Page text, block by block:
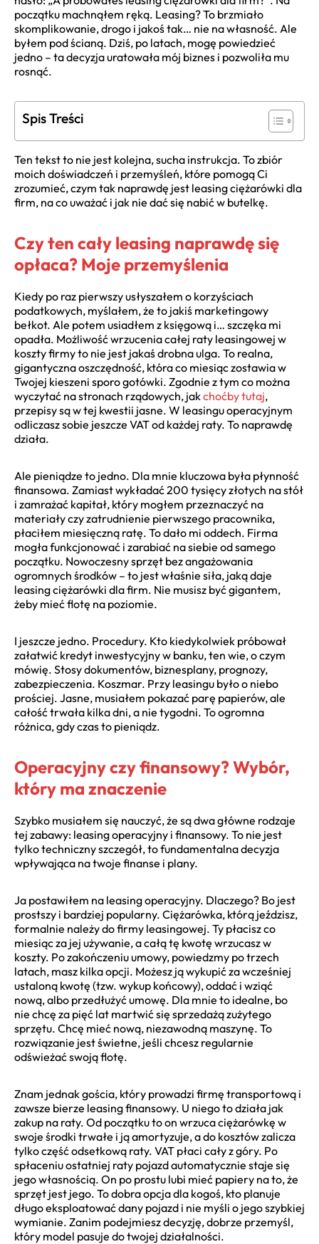
początku machnąłem ręką. Leasing? To brzmiało
skomplikowanie, drogo i jakoś tak… nie na własność. Ale
byłem pod ścianą. Dziś, po latach, mogę powiedzieć
jedno – ta decyzja uratowała mój biznes i pozwoliła mu
rosnąć.
Spis Treści
Ten tekst to nie jest kolejna, sucha instrukcja. To zbiór
moich doświadczeń i przemyśleń, które pomogą Ci
zrozumieć, czym tak naprawdę jest leasing ciężarówki dla
firm, na co uważać i jak nie dać się nabić w butelkę.
Czy ten cały leasing naprawdę się
opłaca? Moje przemyślenia
Kiedy po raz pierwszy usłyszałem o korzyściach
podatkowych, myślałem, że to jakiś marketingowy
bełkot. Ale potem usiadłem z księgową i… szczęka mi
opadła. Możliwość wrzucenia całej raty leasingowej w
koszty firmy to nie jest jakaś drobna ulga. To realna,
gigantyczna oszczędność, która co miesiąc zostawia w
Twojej kieszeni sporo gotówki. Zgodnie z tym co można
wyczytać na stronach rządowych, jakchoćby tutaj,
przepisy są w tej kwestii jasne. W leasingu operacyjnym
odliczasz sobie jeszcze VAT od każdej raty. To naprawdę
działa.
Ale pieniądze to jedno. Dla mnie kluczowa była płynność
finansowa. Zamiast wykładać 200 tysięcy złotych na stół
i zamrażać kapitał, który mogłem przeznaczyć na
materiały czy zatrudnienie pierwszego pracownika,
płaciłem miesięczną ratę. To dało mi oddech. Firma
mogła funkcjonować i zarabiać na siebie od samego
początku. Nowoczesny sprzęt bez angażowania
ogromnych środków – to jest właśnie siła, jaką daje
leasing ciężarówki dla firm. Nie musisz być gigantem,
żeby mieć flotę na poziomie.
I jeszcze jedno. Procedury. Kto kiedykolwiek próbował
załatwić kredyt inwestycyjny w banku, ten wie, o czym
mówię. Stosy dokumentów, biznesplany, prognozy,
zabezpieczenia. Koszmar. Przy leasingu było o niebo
prościej. Jasne, musiałem pokazać parę papierów, ale
całość trwała kilka dni, a nie tygodni. To ogromna
różnica, gdy czas to pieniądz.
Operacyjny czy finansowy? Wybór,
który ma znaczenie
Szybko musiałem się nauczyć, że są dwa główne rodzaje
tej zabawy: leasing operacyjny i finansowy. To nie jest
tylko techniczny szczegół, to fundamentalna decyzja
wpływająca na twoje finanse i plany.
Ja postawiłem na leasing operacyjny. Dlaczego? Bo jest
prostszy i bardziej popularny. Ciężarówka, którą jeździsz,
formalnie należy do firmy leasingowej. Ty płacisz co
miesiąc za jej używanie, a całą tę kwotę wrzucasz w
koszty. Po zakończeniu umowy, powiedzmy po trzech
latach, masz kilka opcji. Możesz ją wykupić za wcześniej
ustaloną kwotę (tzw. wykup końcowy), oddać i wziąć
nową, albo przedłużyć umowę. Dla mnie to idealne, bo
nie chcę za pięć lat martwić się sprzedażą zużytego
sprzętu. Chcę mieć nową, niezawodną maszynę. To
rozwiązanie jest świetne, jeśli chcesz regularnie
odświeżać swoją flotę.
Znam jednak gościa, który prowadzi firmę transportową i
zawsze bierze leasing finansowy. U niego to działa jak
zakup na raty. Od początku to on wrzuca ciężarówkę w
swoje środki trwałe i ją amortyzuje, a do kosztów zalicza
tylko część odsetkową raty. VAT płaci cały z góry. Po
spłaceniu ostatniej raty pojazd automatycznie staje się
jego własnością. On po prostu lubi mieć papiery na to, że
sprzęt jest jego. To dobra opcja dla kogoś, kto planuje
długo eksploatować dany pojazd i nie myśli o jego szybkiej
wymianie. Zanim podejmiesz decyzję, dobrze przemyśl,
który model pasuje do twojej działalności.